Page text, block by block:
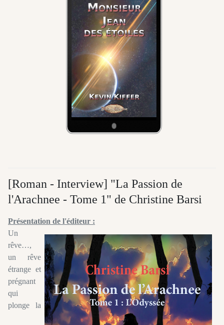
[Roman - Interview] "La Passion de
l'Arachnee - Tome 1" de Christine Barsi
Présentation de l'éditeur :
Un
rêve…,
un rêve
étrange et
prégnant
qui
plonge la